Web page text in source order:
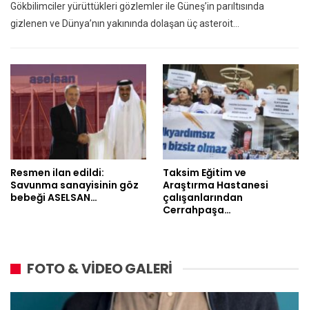
Gökbilimciler yürüttükleri gözlemler ile Güneş’in parıltısında
gizlenen ve Dünya’nın yakınında dolaşan üç asteroit…
Resmen ilan edildi:
Savunma sanayisinin göz
bebeği ASELSAN…
Taksim Eğitim ve
Araştırma Hastanesi
çalışanlarından
Cerrahpaşa…
FOTO & VİDEO GALERİ